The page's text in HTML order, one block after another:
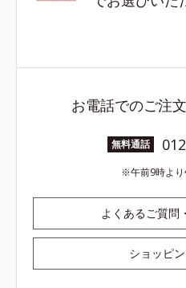
お電話でのご注
無料通話
午前9時よ
よくあるご質問
ショッピ